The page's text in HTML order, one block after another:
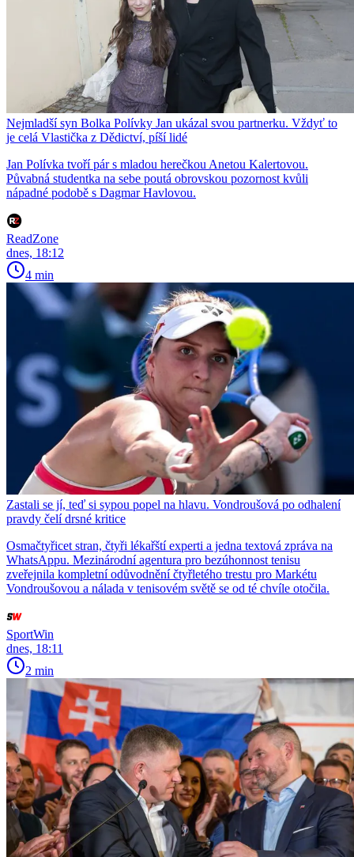
Nejmladší syn Bolka Polívky Jan ukázal svou partnerku. Vždyť to
je celá Vlastička z Dědictví, píší lidé
Jan Polívka tvoří pár s mladou herečkou Anetou Kalertovou.
Půvabná studentka na sebe poutá obrovskou pozornost kvůli
nápadné podobě s Dagmar Havlovou.
ReadZone
dnes, 18:12
4 min
Zastali se jí, teď si sypou popel na hlavu. Vondroušová po odhalení
pravdy čelí drsné kritice
Osmačtyřicet stran, čtyři lékařští experti a jedna textová zpráva na
WhatsAppu. Mezinárodní agentura pro bezúhonnost tenisu
zveřejnila kompletní odůvodnění čtyřletého trestu pro Markétu
Vondroušovou a nálada v tenisovém světě se od té chvíle otočila.
SportWin
dnes, 18:11
2 min